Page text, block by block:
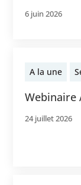
6 juin 2026
A la une
Webinaire
24 juillet 2026